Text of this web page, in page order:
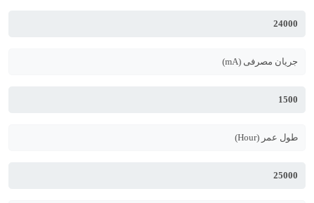
24000
جریان مصرفی (mA)
1500
طول عمر (Hour)
25000